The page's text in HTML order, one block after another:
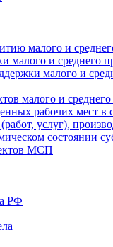
малого и
малого и среднего
малого и
малого и
рабочих мест в
услуг),
состоянии
МСП
РФ